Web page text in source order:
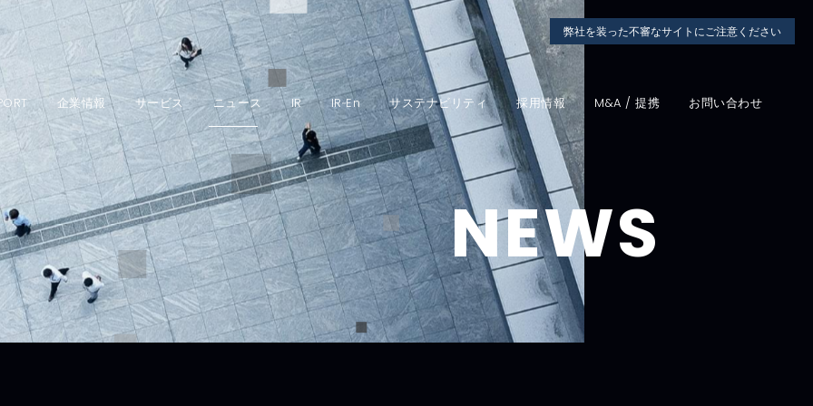
弊社を装った不審なサイトにご注意ください
企業情報 サービス ニュース IR IR‐En サステナビリティ 採用情報 M&A / 提携 お問い合わせ
NEWS